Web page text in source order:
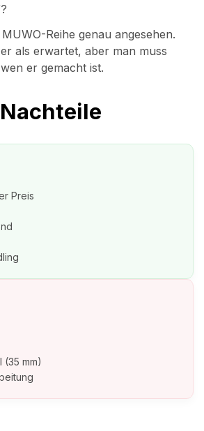
Reihe genau angesehen.
als erwartet, aber man muss
er gemacht ist.
Preis
(35 mm)